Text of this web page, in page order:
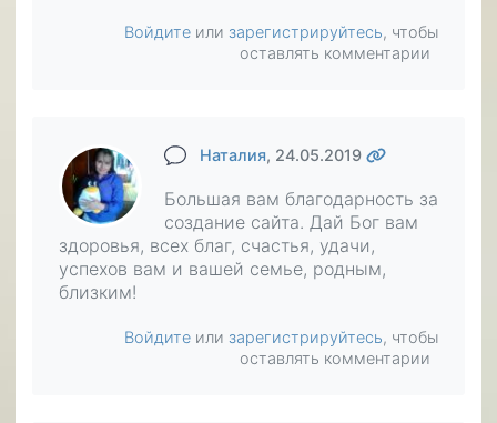
Войдите или зарегистрируйтесь, чтобы
оставлять комментарии
Наталия, 24.05.2019
Большая вам благодарность за
создание сайта. Дай Бог вам
здоровья, всех благ, счастья, удачи,
успехов вам и вашей семье, родным,
близким!
Войдите или зарегистрируйтесь, чтобы
оставлять комментарии